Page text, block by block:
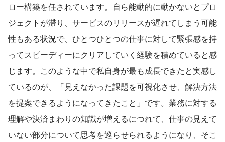
ロー構築を任されています。自ら能動的に動かないとプロ
ジェクトが滞り、サービスのリリースが遅れてしまう可能
性もある状況で、ひとつひとつの仕事に対して緊張感を持
ってスピーディーにクリアしていく経験を積めていると感
じます。このような中で私自身が最も成長できたと実感し
ているのが、「見えなかった課題を可視化させ、解決方法
を提案できるようになってきたこと」です。業務に対する
理解や決済まわりの知識が増えるにつれて、仕事の見えて
いない部分について思考を巡らせられるようになり、そこ